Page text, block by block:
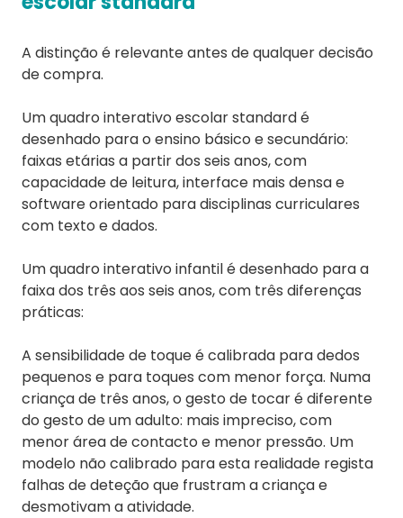
A distinção é relevante antes de qualquer decisão
de compra.
Um quadro interativo escolar standard é
desenhado para o ensino básico e secundário:
faixas etárias a partir dos seis anos, com
capacidade de leitura, interface mais densa e
software orientado para disciplinas curriculares
com texto e dados.
Um quadro interativo infantil é desenhado para a
faixa dos três aos seis anos, com três diferenças
práticas:
A sensibilidade de toque é calibrada para dedos
pequenos e para toques com menor força. Numa
criança de três anos, o gesto de tocar é diferente
do gesto de um adulto: mais impreciso, com
menor área de contacto e menor pressão. Um
modelo não calibrado para esta realidade regista
falhas de deteção que frustram a criança e
desmotivam a atividade.